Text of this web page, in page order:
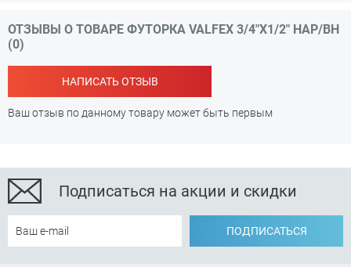
ОТЗЫВЫ О ТОВАРЕ ФУТОРКА VALFEX 3/4"Х1/2" НАР/ВН
(0)
НАПИСАТЬ ОТЗЫВ
Ваш отзыв по данному товару может быть первым
Подписаться на акции и скидки
ПОДПИСАТЬСЯ